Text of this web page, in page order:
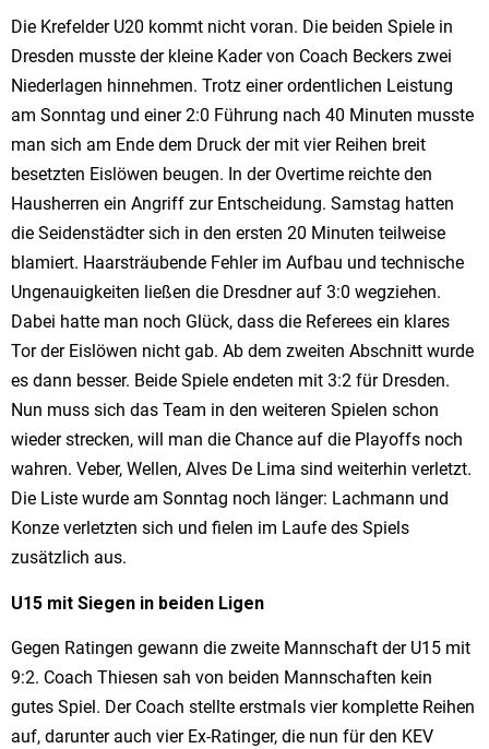
Die Krefelder U20 kommt nicht voran. Die beiden Spiele in
Dresden musste der kleine Kader von Coach Beckers zwei
Niederlagen hinnehmen. Trotz einer ordentlichen Leistung
am Sonntag und einer 2:0 Führung nach 40 Minuten musste
man sich am Ende dem Druck der mit vier Reihen breit
besetzten Eislöwen beugen. In der Overtime reichte den
Hausherren ein Angriff zur Entscheidung. Samstag hatten
die Seidenstädter sich in den ersten 20 Minuten teilweise
blamiert. Haarsträubende Fehler im Aufbau und technische
Ungenauigkeiten ließen die Dresdner auf 3:0 wegziehen.
Dabei hatte man noch Glück, dass die Referees ein klares
Tor der Eislöwen nicht gab. Ab dem zweiten Abschnitt wurde
es dann besser. Beide Spiele endeten mit 3:2 für Dresden.
Nun muss sich das Team in den weiteren Spielen schon
wieder strecken, will man die Chance auf die Playoffs noch
wahren. Veber, Wellen, Alves De Lima sind weiterhin verletzt.
Die Liste wurde am Sonntag noch länger: Lachmann und
Konze verletzten sich und fielen im Laufe des Spiels
zusätzlich aus.
U15 mit Siegen in beiden Ligen
Gegen Ratingen gewann die zweite Mannschaft der U15 mit
9:2. Coach Thiesen sah von beiden Mannschaften kein
gutes Spiel. Der Coach stellte erstmals vier komplette Reihen
auf, darunter auch vier Ex-Ratinger, die nun für den KEV